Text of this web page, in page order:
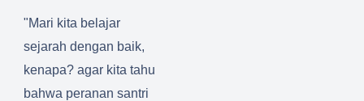
"Mari kita belajar
sejarah dengan baik,
kenapa? agar kita tahu
bahwa peranan santri